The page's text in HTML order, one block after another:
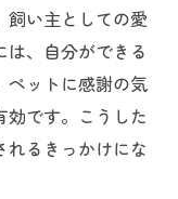
飼い主としての愛
、自分ができる
ペットに感謝の気
です。こうした
るきっかけにな